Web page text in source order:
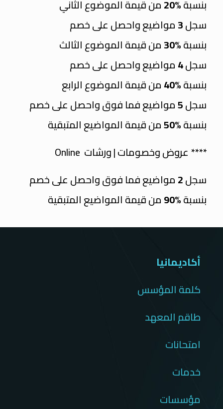
بنسبة%20
من قيمة الموضوع الثاني
سجل3مواضيع واحصل على خصم
بنسبة%30
من قيمة الموضوع الثالث
سجل مواضيع واحصل على خصم
بنسبة%40
من قيمة الموضوع الرابع
سجل5مواضيع فما فوق واحصل على خصم
بنسبة%50
من قيمة المواضيع المتبقية
**** عروض وخصومات | ورشات Online
سجل2مواضيع فما فوق واحصل على خصم
بنسبة%90 من قيمة المواضيع المتبقية
أكاديمانيا
كلمة المؤسس
طاقم المعهد
امتحانات
خدمات
مؤسسات